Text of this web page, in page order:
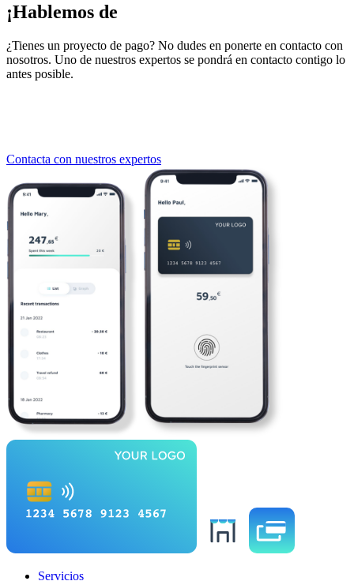
¡Hablemos de
¿Tienes un proyecto de pago? No dudes en ponerte en contacto con
nosotros. Uno de nuestros expertos se pondrá en contacto contigo lo
antes posible.
Contacta con nuestros expertos
Servicios